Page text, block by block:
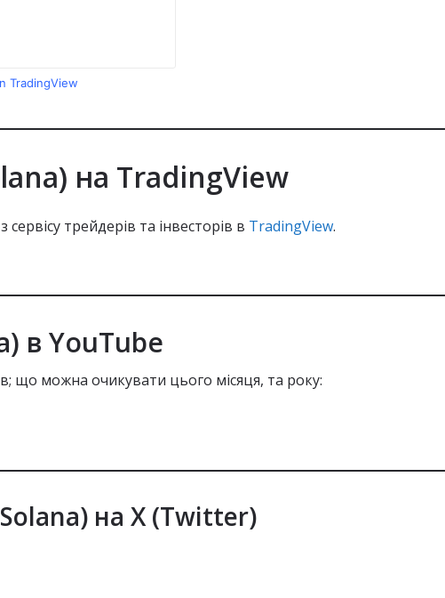
TradingView
на TradingView
трейдерів та інвесторів в TradingView.
в YouTube
що можна очикувати цього місяця, та року:
на X (Twitter)